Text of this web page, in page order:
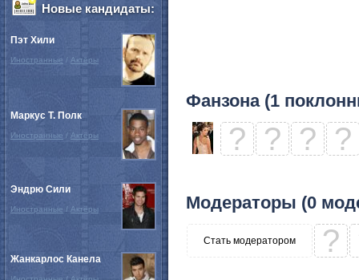
Фанзона (1
? ? ? ?
Модераторы (0
Стать модератором ?
Новые кандидаты:
Пэт Хили
Иностранные / Актёры
Маркус Т. Полк
Иностранные / Актёры
Эндрю Сили
Иностранные / Актёры
Жанкарлос Канела